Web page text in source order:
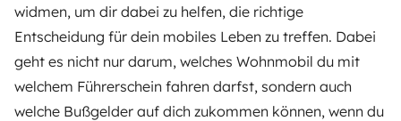
widmen, um dir dabei zu helfen, die richtige
Entscheidung für dein mobiles Leben zu treffen. Dabei
geht es nicht nur darum, welches Wohnmobil du mit
welchem Führerschein fahren darfst, sondern auch
welche Bußgelder auf dich zukommen können, wenn du